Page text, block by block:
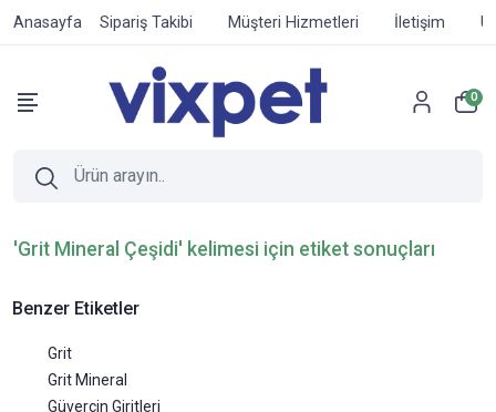
Anasayfa Sipariş Takibi Müşteri Hizmetleri İletişim
0
'Grit Mineral Çeşidi' kelimesi için etiket sonuçları
Benzer Etiketler
Grit
Grit Mineral
Güvercin Giritleri